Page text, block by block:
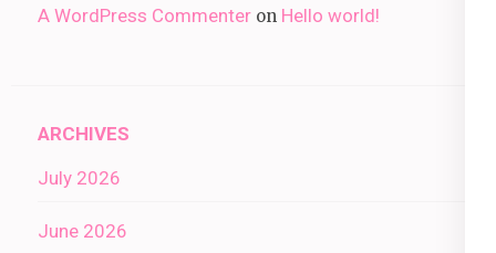
A WordPress Commenter on Hello world!
ARCHIVES
July 2026
June 2026